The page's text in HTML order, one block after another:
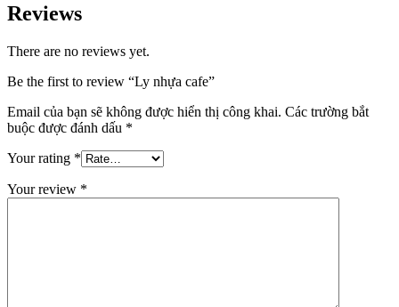
Reviews
There are no reviews yet.
Be the first to review “Ly nhựa cafe”
Email của bạn sẽ không được hiển thị công khai. Các trường bắt
buộc được đánh dấu *
Your rating *
Your review *